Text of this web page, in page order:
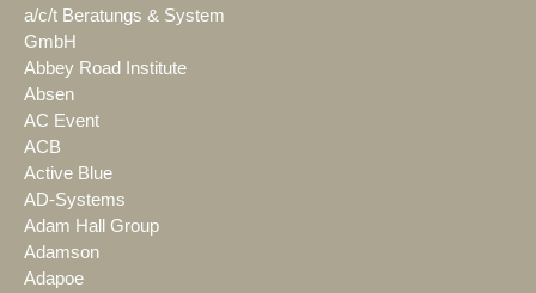
a/c/t Beratungs & System
GmbH
Abbey Road Institute
Absen
AC Event
ACB
Active Blue
AD-Systems
Adam Hall Group
Adamson
Adapoe